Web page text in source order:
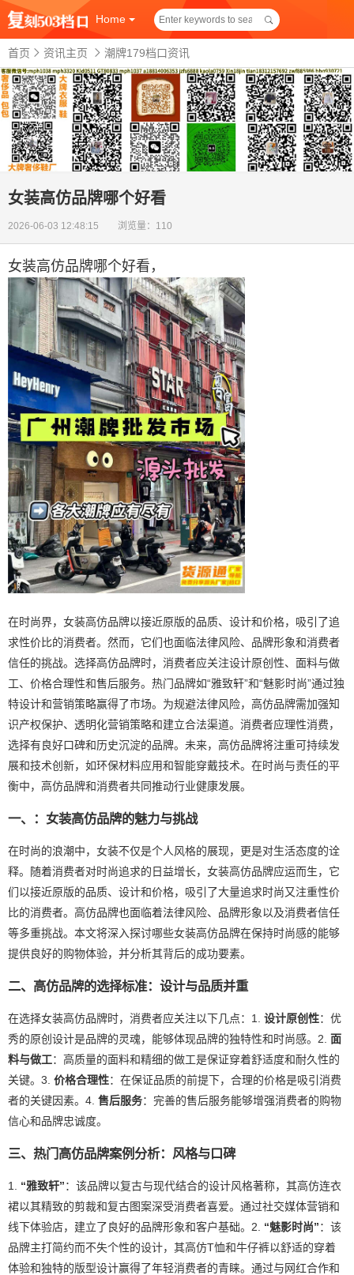
Home
首页 资讯主页 潮牌179档口资讯
女装高仿品牌哪个好看
2026-06-03 12:48:15 浏览量：110
女装高仿品牌哪个好看 ，
在时尚界，女装高仿品牌以接近原版的品质、设计和价格，吸引了追
求性价比的消费者。然而，它们也面临法律风险、品牌形象和消费者
信任的挑战。选择高仿品牌时，消费者应关注设计原创性、面料与做
工、价格合理性和售后服务。热门品牌如“雅致轩”和“魅影时尚”通过独
特设计和营销策略赢得了市场。为规避法律风险，高仿品牌需加强知
识产权保护、透明化营销策略和建立合法渠道。消费者应理性消费，
选择有良好口碑和历史沉淀的品牌。未来，高仿品牌将注重可持续发
展和技术创新，如环保材料应用和智能穿戴技术。在时尚与责任的平
衡中，高仿品牌和消费者共同推动行业健康发展。
一、：女装高仿品牌的魅力与挑战
在时尚的浪潮中，女装不仅是个人风格的展现，更是对生活态度的诠
释。随着消费者对时尚追求的日益增长，女装高仿品牌应运而生，它
们以接近原版的品质、设计和价格，吸引了大量追求时尚又注重性价
比的消费者。高仿品牌也面临着法律风险、品牌形象以及消费者信任
等多重挑战。本文将深入探讨哪些女装高仿品牌在保持时尚感的能够
提供良好的购物体验，并分析其背后的成功要素。
二、高仿品牌的选择标准：设计与品质并重
在选择女装高仿品牌时，消费者应关注以下几点：1. 设计原创性：优
秀的原创设计是品牌的灵魂，能够体现品牌的独特性和时尚感。2. 面
料与做工：高质量的面料和精细的做工是保证穿着舒适度和耐久性的
关键。3. 价格合理性：在保证品质的前提下，合理的价格是吸引消费
者的关键因素。4. 售后服务：完善的售后服务能够增强消费者的购物
信心和品牌忠诚度。
三、热门高仿品牌案例分析：风格与口碑
1. “雅致轩”：该品牌以复古与现代结合的设计风格著称，其高仿连衣
裙以其精致的剪裁和复古图案深受消费者喜爱。通过社交媒体营销和
线下体验店，建立了良好的品牌形象和客户基础。2. “魅影时尚”：该
品牌主打简约而不失个性的设计，其高仿T恤和牛仔裤以舒适的穿着
体验和独特的版型设计赢得了年轻消费者的青睐。通过与网红合作和